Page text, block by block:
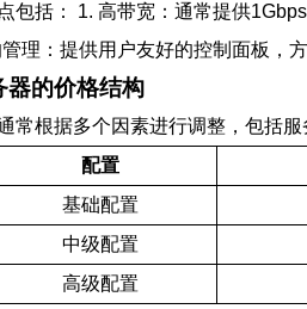
包括： 1. 高带宽：通常提供
理：提供用户友好的控制面板，
器的价格结构
常根据多个因素进行调整，包括
配置
基础配置
中级配置
高级配置